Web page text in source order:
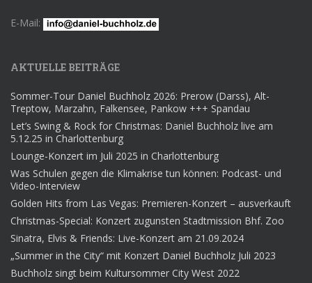
E-Mail:
AKTUELLE BEITRÄGE
Sommer-Tour Daniel Buchholz 2026: Prerow (Darss), Alt-
Treptow, Marzahn, Falkensee, Pankow +++ Spandau
Let’s Swing & Rock for Christmas: Daniel Buchholz live am
5.12.25 in Charlottenburg
Lounge-Konzert im Juli 2025 in Charlottenburg
Was Schulen gegen die Klimakrise tun können: Podcast- und
Video-Interview
Golden Hits from Las Vegas: Premieren-Konzert – ausverkauft
Christmas-Special: Konzert zugunsten Stadtmission Bhf. Zoo
Sinatra, Elvis & Friends: Live-Konzert am 21.09.2024
„Summer in the City“ mit Konzert Daniel Buchholz Juli 2023
Buchholz singt beim Kultursommer City West 2022